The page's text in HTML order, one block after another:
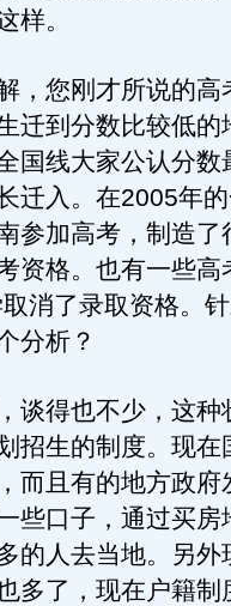
样。
您刚才所说的高
迁到分数比较低的
国线大家公认分数
迁入。在2005年
参加高考，制造了
资格。也有一些高
消了录取资格。
分析？
得也不少，这种
招生的制度。现在
而且有的地方政府
些口子，通过买房
的人去当地。另外
多了，现在户籍制